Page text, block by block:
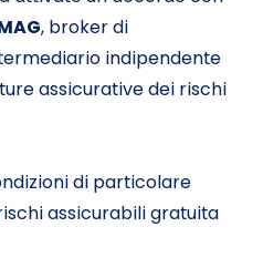
, broker di
indipendente
assicurative dei rischi
di particolare
assicurabili gratuita